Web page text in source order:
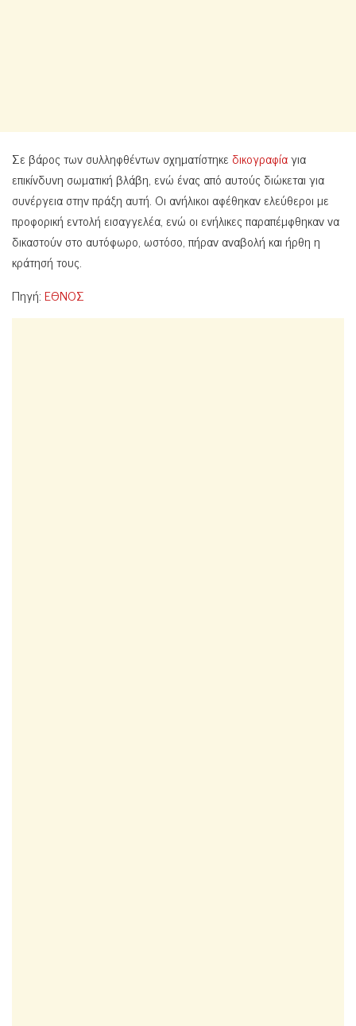
Σε βάρος των συλληφθέντων σχηματίστηκε δικογραφίαγια
επικίνδυνη σωματική βλάβη, ενώ ένας από αυτούς διώκεται για
συνέργεια στην πράξη αυτή. Οι ανήλικοι αφέθηκαν ελεύθεροι με
προφορική εντολή εισαγγελέα, ενώ οι ενήλικες παραπέμφθηκαν να
δικαστούν στο αυτόφωρο, ωστόσο, πήραν αναβολή και ήρθη η
κράτησή τους.
Πηγή:ΕΘΝΟΣ